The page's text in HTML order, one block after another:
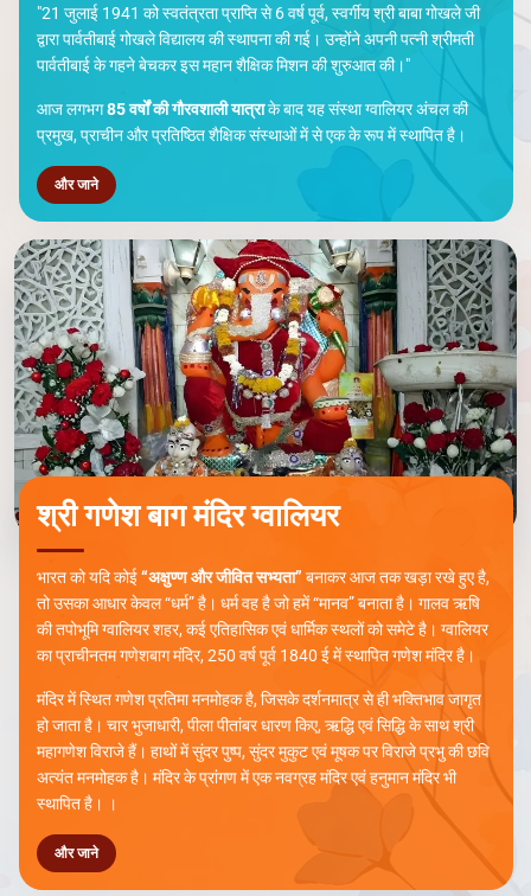
"21 जुलाई 1941 को स्वतंत्रता प्राप्ति से 6 वर्ष पूर्व, स्वर्गीय श्री बाबा गोखले जी
द्वारा पार्वतीबाई गोखले विद्यालय की स्थापना की गई। उन्होंने अपनी पत्नी श्रीमती
पार्वतीबाई के गहने बेचकर इस महान शैक्षिक मिशन की शुरुआत की।"
आज लगभग85 वर्षों की गौरवशाली यात्राके बाद यह संस्था ग्वालियर अंचल की
प्रमुख, प्राचीन और प्रतिष्ठित शैक्षिक संस्थाओं में से एक के रूप में स्थापित है।
और जाने
श्री गणेश बाग मंदिर ग्वालियर
भारत को यदि कोई“अक्षुण्ण और जीवित सभ्यता” बनाकर आज तक खड़ा रखे हुए है,
तो उसका आधार केवल “धर्म” है। धर्म वह है जो हमें “मानव” बनाता है। गालव ऋषि
की तपोभूमि ग्वालियर शहर, कई एतिहासिक एवं धार्मिक स्थलों को समेटे है। ग्वालियर
का प्राचीनतम गणेशबाग मंदिर, 250 वर्ष पूर्व 1840 ई में स्थापित गणेश मंदिर है।
मंदिर में स्थित गणेश प्रतिमा मनमोहक है, जिसके दर्शनमात्र से ही भक्तिभाव जागृत
हो जाता है। चार भुजाधारी, पीला पीतांबर धारण किए, ऋद्धि एवं सिद्धि के साथ श्री
महागणेश विराजे हैं। हाथों में सुंदर पुष्प, सुंदर मुकुट एवं मूषक पर विराजे प्रभु की छवि
अत्यंत मनमोहक है। मंदिर के प्रांगण में एक नवग्रह मंदिर एवं हनुमान मंदिर भी
स्थापित है। ।
और जाने